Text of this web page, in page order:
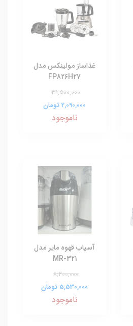
غذاساز مولینکس مدل
FP826H27
31,500,000
2,090,000 تومان
ناموجود
آسیاب قهوه مایر مدل
MR-321
8,200,000
5,530,000 تومان
ناموجود